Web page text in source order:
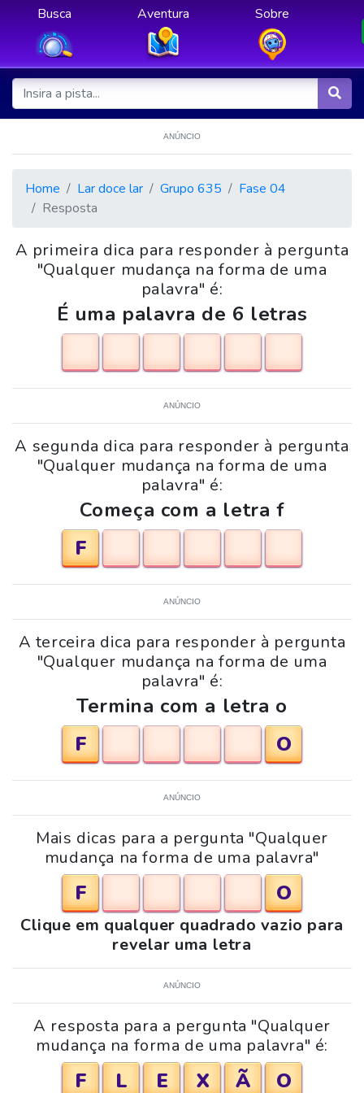
Busca Aventura Sobre
ANÚNCIO
Home Lar doce lar Grupo 635
Fase 04
Resposta
A primeira dica para responder à pergunta
"Qualquer mudança na forma de uma
palavra" é:
É uma palavra de 6 letras
ANÚNCIO
A segunda dica para responder à pergunta
"Qualquer mudança na forma de uma
palavra" é:
Começa com a letra f
F
ANÚNCIO
A terceira dica para responder à pergunta
"Qualquer mudança na forma de uma
palavra" é:
Termina com a letra o
F
O
ANÚNCIO
Mais dicas para a pergunta "Qualquer
mudança na forma de uma palavra"
F O
Clique em qualquer quadrado vazio para
revelar uma letra
ANÚNCIO
A resposta para a pergunta "Qualquer
mudança na forma de uma palavra" é:
F L E X Ã O